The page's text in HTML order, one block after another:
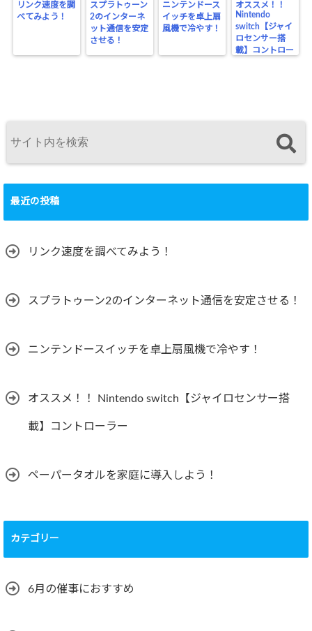
リンク速度を調
べてみよう！
スプラトゥーン
2のインターネ
ット通信を安定
させる！
ニンテンドース
イッチを卓上扇
風機で冷やす！
オススメ！！
Nintendo
switch【ジャイ
ロセンサー搭
載】コントロー
最近の投稿
リンク速度を調べてみよう！
スプラトゥーン2のインターネット通信を安定させる！
ニンテンドースイッチを卓上扇風機で冷やす！
オススメ！！ Nintendo switch【ジャイロセンサー搭
載】コントローラー
ペーパータオルを家庭に導入しよう！
カテゴリー
6月の催事におすすめ